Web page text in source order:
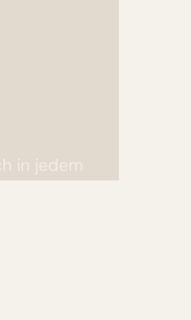
in jedem